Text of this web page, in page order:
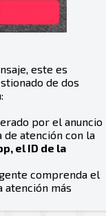
este es
de dos
por el anuncio
de atención con la
el ID de la
comprenda el
atención más